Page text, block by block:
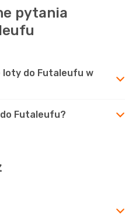
pytania
loty do Futaleufu w
Futaleufu?